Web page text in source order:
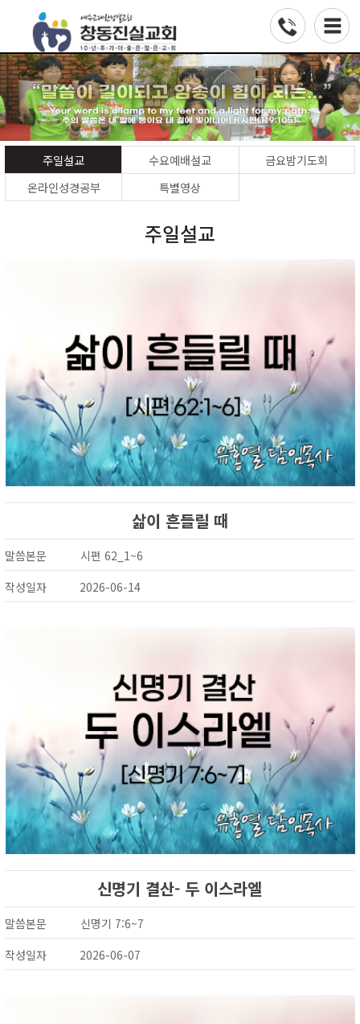
주일설교 수요예배설교
금요밤기도회
온라인성경공부
특별영상
주일설교
삶이 흔들릴 때
말씀본문
시편 62_1~6
작성일자
2026-06-14
신명기 결산- 두 이스라엘
말씀본문
신명기 7:6~7
작성일자
2026-06-07